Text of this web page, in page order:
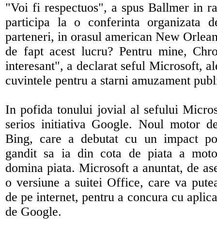
"Voi fi respectuos", a spus Ballmer in
participa la o conferinta organizata
parteneri, in orasul american New
de fapt acest lucru? Pentru mine,
interesant", a declarat seful Microsoft,
cuvintele pentru a starni amuzament
In pofida tonului jovial al sefului
serios initiativa Google. Noul motor
Bing, care a debutat cu un impact
gandit sa ia din cota de piata a
domina piata. Microsoft a anuntat, de
o versiune a suitei Office, care va
de pe internet, pentru a concura cu
de Google.